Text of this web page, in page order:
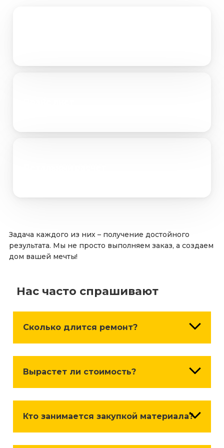
Задача каждого из них – получение достойного
результата. Мы не просто выполняем заказ, а создаем
дом вашей мечты!
Нас часто спрашивают
Сколько длится ремонт?
Сроки зависят от объема и сложности работ,
поставок чернового и чистового материала (в
случае, если они куплены «под заказ».)
Вырастет ли стоимость?
Стоимость работ НЕ может измениться без
вашего согласия. В таких случаях составляется
доп. соглашение с новым объемом работ.
Кто занимается закупкой материала?
Закупку, приём и доставку материалов мы